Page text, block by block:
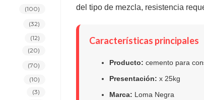
del tipo de mezcla, resistencia
Características principales
Producto: cemento para
Presentación: x 25kg
Marca: Loma Negra
(100)
(32)
(12)
(20)
(70)
(10)
(3)